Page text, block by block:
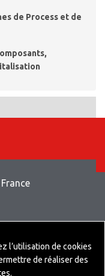
de Process et de
l’utilisation de cookies
de réaliser des